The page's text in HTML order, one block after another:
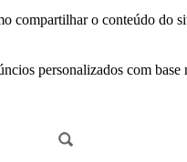
compartilhar o conteúdo do
personalizados com